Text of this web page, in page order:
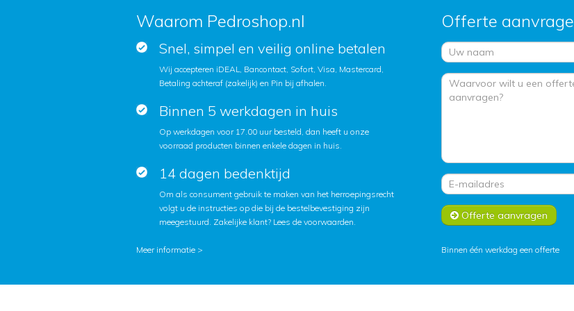
Waarom Pedroshop.nl
Snel, simpel en veilig online betalen
Wij accepteren iDEAL, Bancontact, Sofort, Visa, Mastercard,
Betaling achteraf (zakelijk) en Pin bij afhalen.
Binnen 5 werkdagen in huis
Op werkdagen voor 17.00 uur besteld, dan heeft u onze
voorraad producten binnen enkele dagen in huis.
14 dagen bedenktijd
Om als consument gebruik te maken van het herroepingsrecht
volgt u de instructies op die bij de bestelbevestiging zijn
meegestuurd. Zakelijke klant? Lees de voorwaarden.
Offerte
Offerte aanvragen
Meer informatie > Binnen één werkdag een offerte